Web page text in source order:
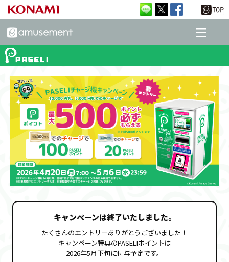
キャンペーンは終了いたしました。
たくさんのエントリーありがとうございました！
キャンペーン特典のPASELIポイントは
2026年5月下旬に付与予定です。